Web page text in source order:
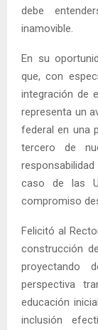
debe
inamovible.
En su
que, con
integración de
representa un
federal en una
tercero de
caso de las
compromiso
Felicitó al
construcción
proyectando
perspectiva
educación
inclusión